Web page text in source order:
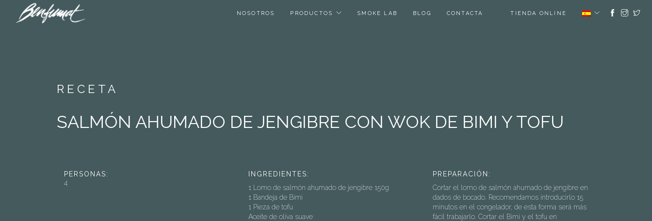
NOSOTROS PRODUCTOS SMOKE LAB BLOG CONTACTA TIENDA ONLINE
RECETA
SALMÓN AHUMADO DE JENGIBRE CON WOK DE BIMI Y TOFU
PERSONAS:
4
INGREDIENTES:
1 Lomo de salmón ahumado de jengibre 150g
1 Bandeja de Bimi
1 Pieza de tofu
Aceite de oliva suave
PREPARACIÓN:
Cortar el lomo de salmón ahumado de jengibre en
dados de bocado. Recomendamos introducirlo 15
minutos en el congelador, de esta forma será más
fácil trabajarlo. Cortar el Bimi y el tofu en